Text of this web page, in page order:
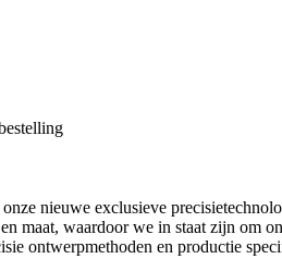
nieuwe exclusieve
maat, waardoor we in staat zijn om
ontwerpmethoden en productie